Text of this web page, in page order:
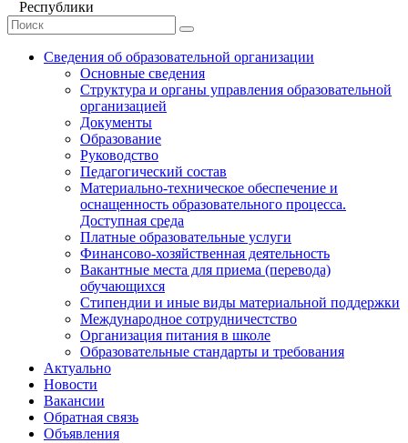
Сведения об образовательной организации
Основные сведения
Структура и органы управления образовательной
организацией
Документы
Образование
Руководство
Педагогический состав
Материально-техническое обеспечение и
оснащенность образовательного процесса.
Доступная среда
Платные образовательные услуги
Финансово-хозяйственная деятельность
Вакантные места для приема (перевода)
обучающихся
Стипендии и иные виды материальной поддержки
Международное сотрудничестство
Организация питания в школе
Образовательные стандарты и требования
Актуально
Новости
Вакансии
Обратная связь
Объявления